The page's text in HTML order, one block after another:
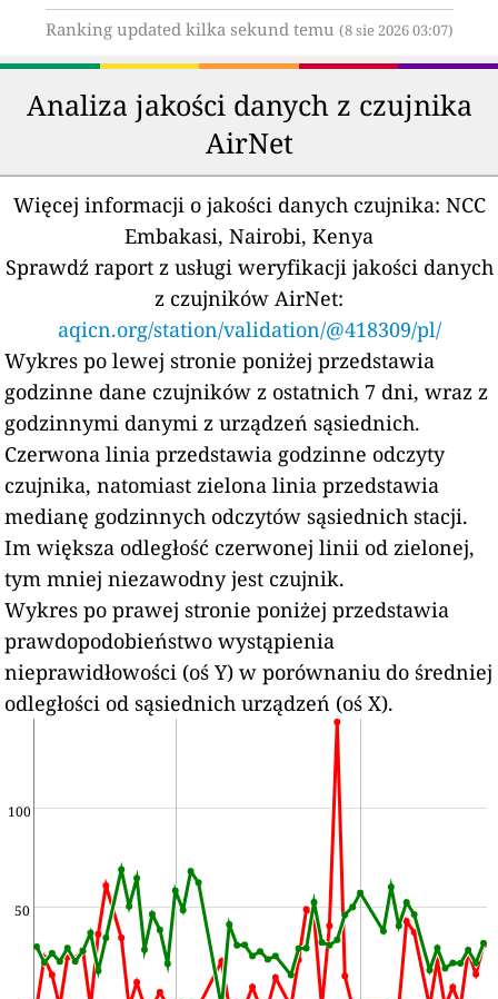
Ranking updated kilka sekund temu (8 sie 2026 03:07)
Analiza jakości danych z czujnika
AirNet
Więcej informacji o jakości danych czujnika: NCC
Embakasi, Nairobi, Kenya
Sprawdź raport z usługi weryfikacji jakości danych
z czujników AirNet:
aqicn.org/station/validation/@418309/pl/
Wykres po lewej stronie poniżej przedstawia
godzinne dane czujników z ostatnich 7 dni, wraz z
godzinnymi danymi z urządzeń sąsiednich.
Czerwona linia przedstawia godzinne odczyty
czujnika, natomiast zielona linia przedstawia
medianę godzinnych odczytów sąsiednich stacji.
Im większa odległość czerwonej linii od zielonej,
tym mniej niezawodny jest czujnik.
Wykres po prawej stronie poniżej przedstawia
prawdopodobieństwo wystąpienia
nieprawidłowości (oś Y) w porównaniu do średniej
odległości od sąsiednich urządzeń (oś X).
50
100